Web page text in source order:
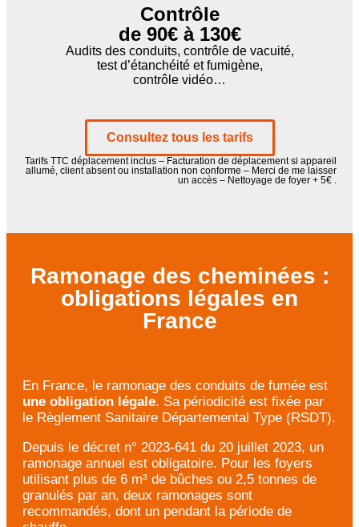
Contrôle
de 90€ à 130€
Audits des conduits, contrôle de vacuité,
test d’étanchéité et fumigène,
contrôle vidéo…
Consultez tous les tarifs
Tarifs TTC déplacement inclus – Facturation de déplacement si appareil
allumé, client absent ou installation non conforme – Merci de me laisser
un accès – Nettoyage de foyer + 5€ .
Ramonage des cheminées :
obligations légales en
France
En France, le ramonage des conduits de fumée est
une obligation légale. Sa périodicité est fixée par
le Règlement Sanitaire Départemental Type (RSDT).
Depuis le décret n° 2023-641 du 20 juillet 2023, un
ramonage annuel est obligatoire. Pour les foyers
utilisant plus de 6 m³ de bûches ou 2,5 tonnes de
granulés par an, deux ramonages sont
recommandés, dont un pendant la période de